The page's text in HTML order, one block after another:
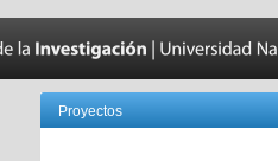
Proyectos